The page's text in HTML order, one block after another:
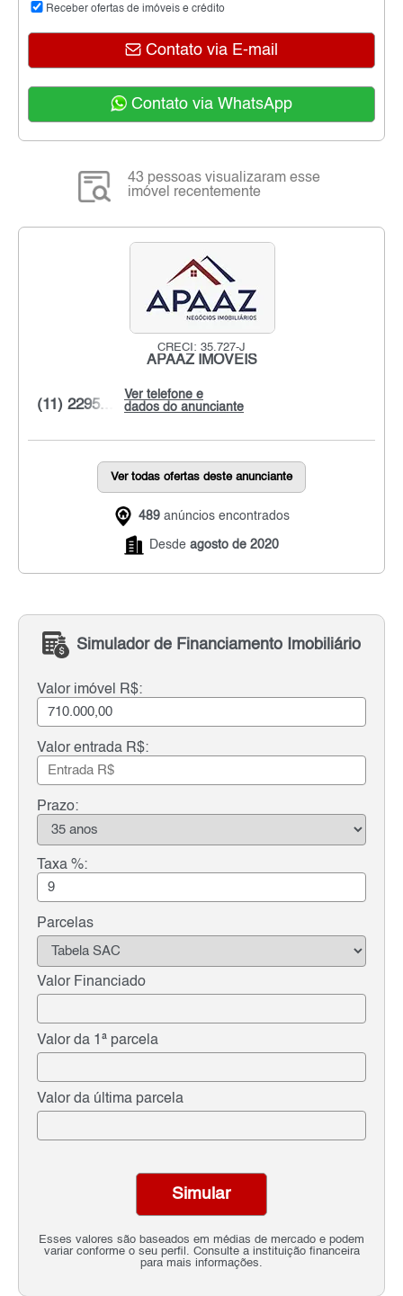
Receber ofertas de imóveis e crédito
Contato via E-mail
Contato via WhatsApp
43 pessoas visualizaram esse
imóvel recentemente
CRECI: 35.727-J
APAAZ IMÓVEIS
Ver telefone e
dados do anunciante
(11) 2295...
Ver todas ofertas deste anunciante
489 anúncios encontrados
Desde agosto de 2020
Simulador de Financiamento Imobiliário
Valor imóvel R$:
Valor entrada R$:
Prazo:
Taxa %:
Parcelas
Valor Financiado
Valor da 1ª parcela
Valor da última parcela
Esses valores são baseados em médias de mercado e podem
variar conforme o seu perfil. Consulte a instituição financeira
para mais informações.
Simular